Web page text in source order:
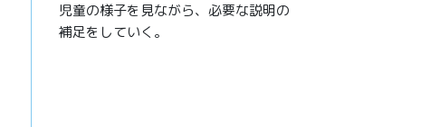
児童の様子を見ながら、必要な説明の
補足をしていく。